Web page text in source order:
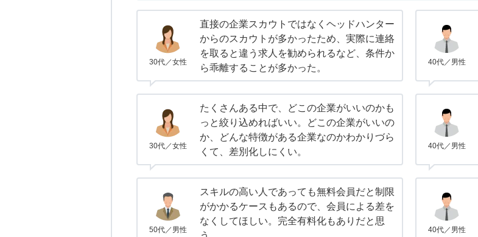
30代／女性
直接の企業スカウトではなくヘッドハンター
からのスカウトが多かったため、実際に連絡
を取ると違う求人を勧められるなど、条件か
ら乖離することが多かった。
40代／男性
30代／女性
たくさんある中で、どこの企業がいいのかも
っと絞り込めればいい。どこの企業がいいの
か、どんな特徴がある企業なのかわかりづら
くて、差別化しにくい。
40代／男性
50代／男性
スキルの高い人であっても無料会員だと制限
がかかるケースもあるので、会員による差を
なくしてほしい。完全有料化もありだと思
40代／男性